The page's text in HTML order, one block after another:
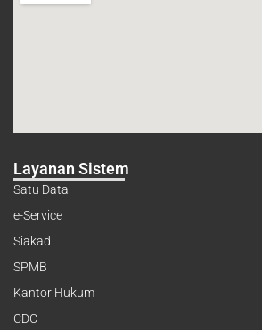
Layanan Sistem
Satu Data
e-Service
Siakad
SPMB
Kantor Hukum
CDC